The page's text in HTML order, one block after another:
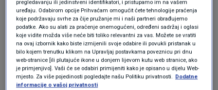
Frederiksen, ponavljajući da Grenland nije na
prodaju.
„Jedan od razloga zašto smo izgradili NATO
prije mnogo, mnogo godina jest taj što ako se
nekome od nas nešto dogodi, onda bi se svi
pregledavanju ili jedinstveni identifikatori, i pristupamo im na vašem
uređaju. Odabirom opcije Prihvaćam omogućit ćete tehnologije praćenja
koje podržavaju svrhe za čije pružanje mi i naši partneri obrađujemo
podatke. Ako su alati za praćenje onemogućeni, određeni sadržaj i oglasi
koje vidite možda više neće biti toliko relevantni za vas. Možete se vratiti
na ovaj izbornik kako biste izmijenili svoje odabire ili povukli pristanak u
bilo kojem trenutku klikom na Upravljaj postavkama poveznicu pri dnu
web-stranice [ili plutajuće ikone u donjem lijevom kutu web stranice, ako
je primjenjivo]. Vaši će se odabiri primijeniti kako je opisano u dijelu Web-
mjesto. Za više pojedinosti pogledajte našu Politiku privatnosti.
Dodatne
informacije o vašoj privatnosti